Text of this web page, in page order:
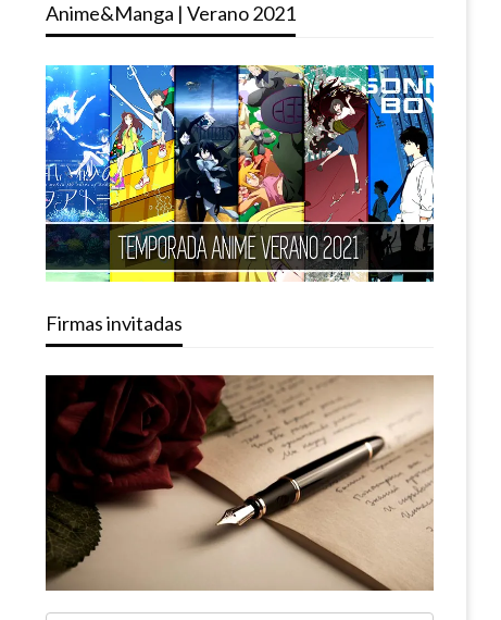
Anime&Manga | Verano 2021
Firmas invitadas